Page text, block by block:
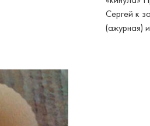
Сергей к
(ажурная)